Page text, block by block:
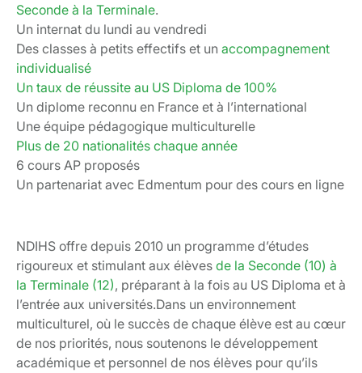
Seconde à la Terminale.
Un internat du lundi au vendredi
Des classes à petits effectifs et un accompagnement
individualisé
Un taux de réussite au US Diploma de 100%
Un diplome reconnu en France et à l’international
Une équipe pédagogique multiculturelle
Plus de 20 nationalités chaque année
6 cours AP proposés
Un partenariat avec Edmentum pour des cours en ligne
NDIHS offre depuis 2010 un programme d’études
rigoureux et stimulant aux élèves de la Seconde (10) à
la Terminale (12), préparant à la fois au US Diploma et à
l’entrée aux universités.Dans un environnement
multiculturel, où le succès de chaque élève est au cœur
de nos priorités, nous soutenons le développement
académique et personnel de nos élèves pour qu’ils